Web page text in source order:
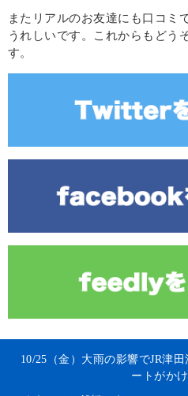
またリアルのお友達にも口コミ
うれしいです。これからもどう
す。
10/25（金）大雨の影響でJR津
ートがか